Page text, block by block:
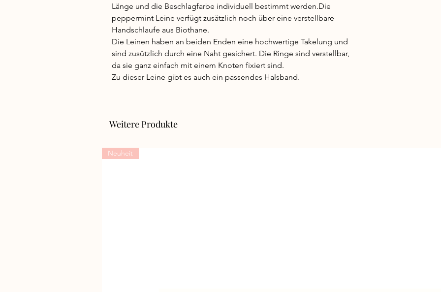
Länge und die Beschlagfarbe individuell bestimmt werden.Die
peppermint Leine verfügt zusätzlich noch über eine verstellbare
Handschlaufe aus Biothane.
Die Leinen haben an beiden Enden eine hochwertige Takelung und
sind zusützlich durch eine Naht gesichert. Die Ringe sind verstellbar,
da sie ganz einfach mit einem Knoten fixiert sind.
Zu dieser Leine gibt es auch ein passendes Halsband.
Weitere Produkte
Neuheit